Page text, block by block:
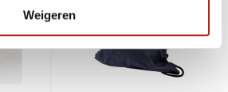
Weigeren